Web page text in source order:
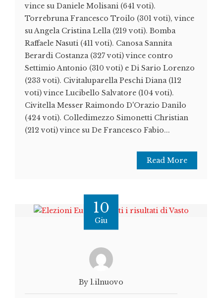
vince su Daniele Molisani (641 voti).
Torrebruna Francesco Troilo (301 voti), vince
su Angela Cristina Lella (219 voti). Bomba
Raffaele Nasuti (411 voti). Canosa Sannita
Berardi Costanza (327 voti) vince contro
Settimio Antonio (310 voti) e Di Sario Lorenzo
(233 voti). Civitaluparella Peschi Diana (112
voti) vince Lucibello Salvatore (104 voti).
Civitella Messer Raimondo D'Orazio Danilo
(424 voti). Colledimezzo Simonetti Christian
(212 voti) vince su De Francesco Fabio...
Read More
10
Giu
By l.ilnuovo